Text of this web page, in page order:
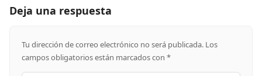
Deja una respuesta
Tu dirección de correo electrónico no será publicada. Los
campos obligatorios están marcados con *